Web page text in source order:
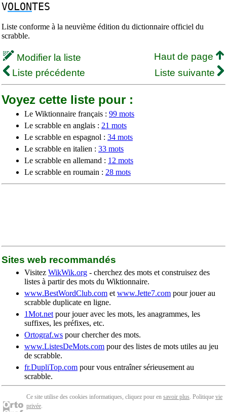
VOLONTES
Liste conforme à la neuvième édition du dictionnaire officiel du
scrabble.
Modifier la liste
Haut de page
Liste précédente
Liste suivante
Voyez cette liste pour :
Le Wiktionnaire français : 99 mots
Le scrabble en anglais : 21 mots
Le scrabble en espagnol : 34 mots
Le scrabble en italien : 33 mots
Le scrabble en allemand : 12 mots
Le scrabble en roumain : 28 mots
Sites web recommandés
Visitez WikWik.org - cherchez des mots et construisez des
listes à partir des mots du Wiktionnaire.
www.BestWordClub.com et www.Jette7.com pour jouer au
scrabble duplicate en ligne.
1Mot.net pour jouer avec les mots, les anagrammes, les
suffixes, les préfixes, etc.
Ortograf.ws pour chercher des mots.
www.ListesDeMots.com pour des listes de mots utiles au jeu
de scrabble.
fr.DupliTop.com pour vous entraîner sérieusement au
scrabble.
Ce site utilise des cookies informatiques, cliquez pour en savoir plus. Politique vie
privée.